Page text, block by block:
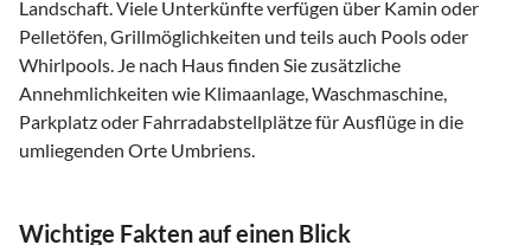
Landschaft. Viele Unterkünfte verfügen über Kamin oder
Pelletöfen, Grillmöglichkeiten und teils auch Pools oder
Whirlpools. Je nach Haus finden Sie zusätzliche
Annehmlichkeiten wie Klimaanlage, Waschmaschine,
Parkplatz oder Fahrradabstellplätze für Ausflüge in die
umliegenden Orte Umbriens.
Wichtige Fakten auf einen Blick